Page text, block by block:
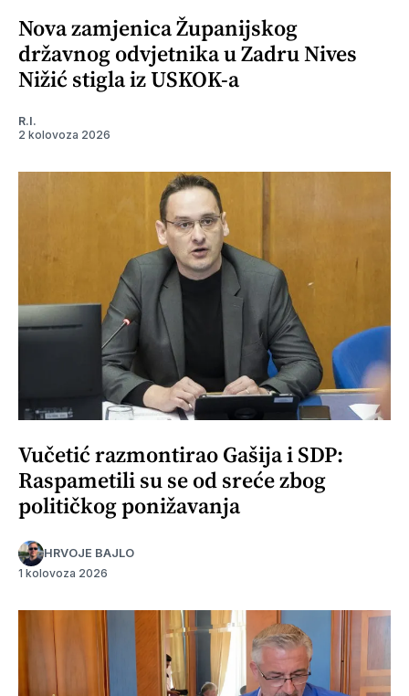
Nova zamjenica Županijskog
državnog odvjetnika u Zadru Nives
Nižić stigla iz USKOK-a
R.I.
2 kolovoza 2026
Vučetić razmontirao Gašija i SDP:
Raspametili su se od sreće zbog
političkog ponižavanja
HRVOJE BAJLO
1 kolovoza 2026